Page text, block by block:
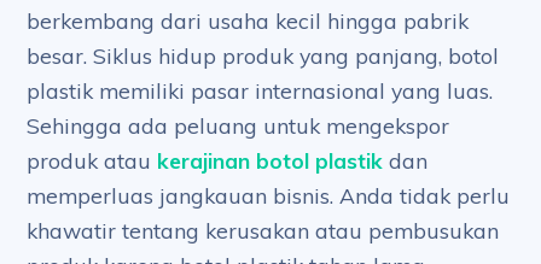
berkembang dari usaha kecil hingga pabrik
besar. Siklus hidup produk yang panjang, botol
plastik memiliki pasar internasional yang luas.
Sehingga ada peluang untuk mengekspor
produk atau kerajinan botol plastik dan
memperluas jangkauan bisnis. Anda tidak perlu
khawatir tentang kerusakan atau pembusukan